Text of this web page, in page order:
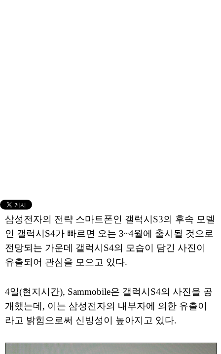
삼성전자의 전략 스마트폰인 갤럭시S3의 후속 모델
인 갤럭시S4가 빠르면 오는 3~4월에 출시될 것으로
전망되는 가운데 갤럭시S4의 모습이 담긴 사진이
유출되어 관심을 모으고 있다.
4일(현지시간), Sammobile은 갤럭시S4의 사진을 공
개했는데, 이는 삼성전자의 내부자에 의한 유출이
라고 밝힘으로써 신빙성이 높아지고 있다.